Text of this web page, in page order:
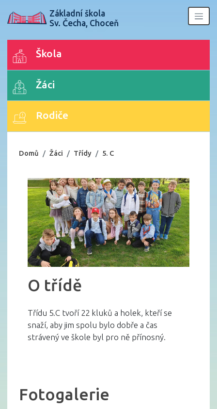
Základní škola
Sv. Čecha, Choceň
Škola
Žáci
Rodiče
Domů Žáci Třídy 5. C
O třídě
Třídu 5.C tvoří 22 kluků a holek, kteří se
snaží, aby jim spolu bylo dobře a čas
strávený ve škole byl pro ně přínosný.
Fotogalerie